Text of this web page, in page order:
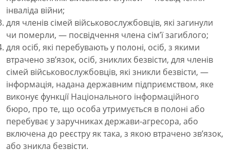
інваліда війни;
для членів сімей військовослужбовців, які загинули
чи померли, — посвідчення члена сім’ї загиблого;
для осіб, які перебувають у полоні, осіб, з якими
втрачено зв’язок, осіб, зниклих безвісти, для членів
сімей військовослужбовців, які зникли безвісти, —
інформація, надана державним підприємством, яке
виконує функції Національного інформаційного
бюро, про те, що особа утримується в полоні або
перебуває у заручниках держави-агресора, або
включена до реєстру як така, з якою втрачено зв’язок,
або зникла безвісти.